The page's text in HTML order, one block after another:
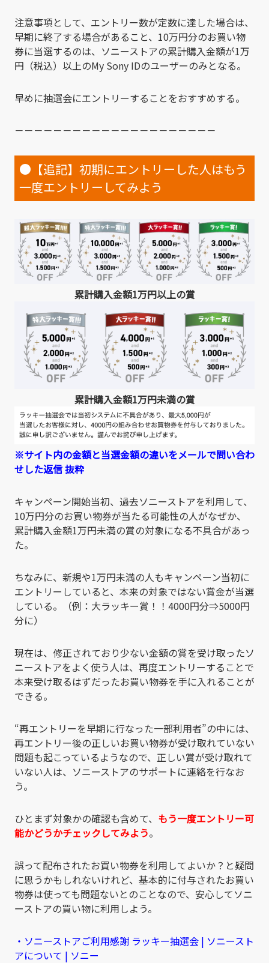
注意事項として、エントリー数が定数に達した場合は、
早期に終了する場合があること、10万円分のお買い物
券に当選するのは、ソニーストアの累計購入金額が1万
円（税込）以上のMy Sony IDのユーザーのみとなる。
早めに抽選会にエントリーすることをおすすめする。
－－－－－－－－－－－－－－－－－－－－－
●【追記】初期にエントリーした人はもう
一度エントリーしてみよう
累計購入金額1万円以上の賞
累計購入金額1万円未満の賞
※サイト内の金額と当選金額の違いをメールで問い合わ
せした返信 抜粋
キャンペーン開始当初、過去ソニーストアを利用して、
10万円分のお買い物券が当たる可能性の人がなぜか、
累計購入金額1万円未満の賞の対象になる不具合があっ
た。
ちなみに、新規や1万円未満の人もキャンペーン当初に
エントリーしていると、本来の対象ではない賞金が当選
している。（例：大ラッキー賞！！4000円分⇒5000円
分に）
現在は、修正されており少ない金額の賞を受け取ったソ
ニーストアをよく使う人は、再度エントリーすることで
本来受け取るはずだったお買い物券を手に入れることが
できる。
“再エントリーを早期に行なった一部利用者”の中には、
再エントリー後の正しいお買い物券が受け取れていない
問題も起こっているようなので、正しい賞が受け取れて
いない人は、ソニーストアのサポートに連絡を行なお
う。
ひとまず対象かの確認も含めて、 もう一度エントリー可
能かどうかチェックしてみよう。
誤って配布されたお買い物券を利用してよいか？と疑問
に思うかもしれないけれど、基本的に付与されたお買い
物券は使っても問題ないとのことなので、安心してソニ
ーストアの買い物に利用しよう。
・ソニーストアご利用感謝 ラッキー抽選会 | ソニースト
アについて | ソニー